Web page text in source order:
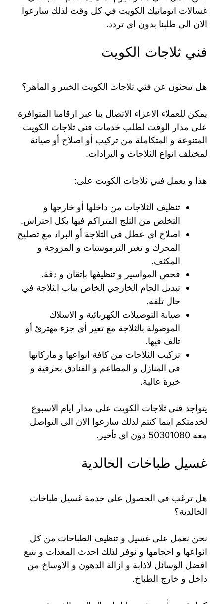
غسالات اتوماتيك الكويت في كل وقت لذلك سارعوا
الان الى طلبنا بدون اي تردد.
فني ثلاجات الكويت
هل تبحثون عن فني ثلاجات الكويت الخبير و الماهر؟
يمكن للعملاء الاعزاء الاتصال بنا عبر ارقامنا المتوافرة
على مدار الوقت لطلب خدمات فني ثلاجات الكويت
المتنوعة و المتكاملة من تركيب أو اصلاح أو صيانة
لمختلف انواع الثلاجات و البرادات.
هذا و يعمل فني ثلاجات الكويت على:
تنظيف الثلاجات من داخلها أو خارجها و
التخلص من الثلج المتراكم فيها بكل احتراس.
اصلاح اي عطل في الثلاجة أو البراد مع تصليح
المحرك و تغير الترموستات و المروحة و
المكثف.
فحص المواسير و تنظيفها بإتقان و دقة.
تبديل الجام الخارجي الخاص بباب الثلاجة في
حال تلفه.
صيانة التوصيلات الكهربائية و الاسلاك
الموصولة بالثلاجة مع تغير أي جزء مهترئ أو
تالف فيها.
تركيب الثلاجات من كافة انواعها و ماركاتها
في المنازل و المطاعم و الفنادق بحرفية و
خبرة عالية.
يتواجد فني ثلاجات الكويت على مدار ايام الاسبوع
لخدمتكم اينما كنتم لذلك سارعوا الان الى التواصل
معه 50301080 دون اي تأخير.
غسيل طباخات الخالدية
هل ترغب في الحصول على خدمة غسيل طباخات
الخالدية؟
نحن نعمل على غسيل و تنظيف الطباخات من كل
انواعها و احجامها و نوفر لذلك احدث المعدات و نتبع
افضل الوسائل لاذابة و ازالة الدهون و الاوساخ من
داخل و خارج الطباخ.